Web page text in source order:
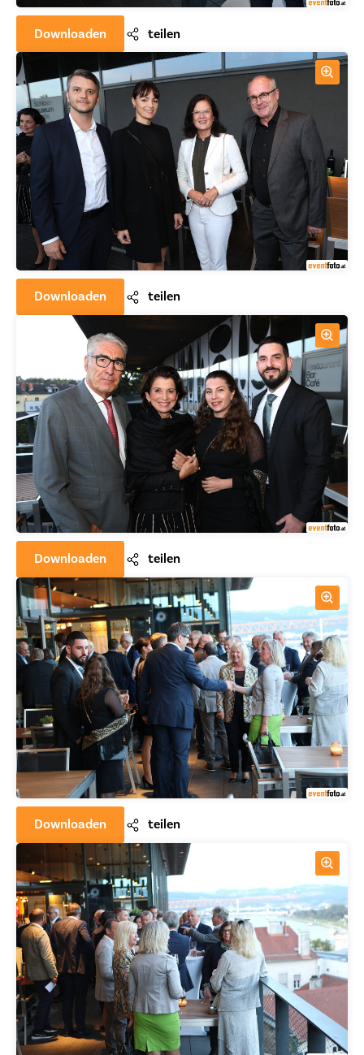
Downloaden teilen
Downloaden teilen
Downloaden teilen
Downloaden teilen